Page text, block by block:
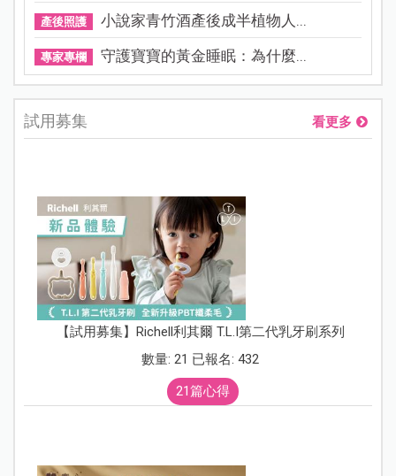
產後照護 小說家青竹酒產後成半植物人...
專家專欄 守護寶寶的黃金睡眠：為什麼...
試用募集 看更多
【試用募集】Richell利其爾 T.L.I第二代乳牙刷系列
數量: 21 已報名: 432
21篇心得